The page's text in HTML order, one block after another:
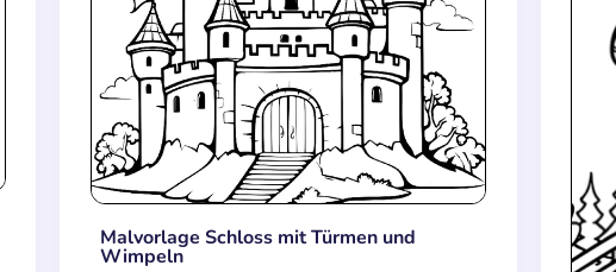
Malvorlage Schloss mit Türmen und
Wimpeln